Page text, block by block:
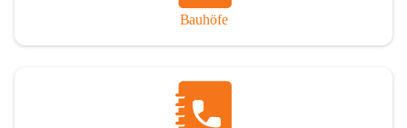
Untertal, St. Katharein an der Laming, Hüttengraben,
Thörl, Kapfenberg, Bruck an der Mur, Proleb, Trofaiach,
Bauhöfe